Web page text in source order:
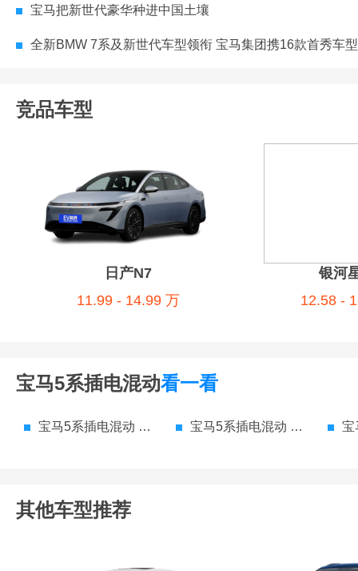
宝马把新世代豪华种进中国土壤
全新BMW 7系及新世代车型领衔 宝马集团携16款首秀车型震撼亮相北
竞品车型
日产N7
11.99 - 14.99 万
宝马5系插电混动看一看
宝马5系插电混动 参数配置 宝马5系插电混动 价格 宝
其他车型推荐